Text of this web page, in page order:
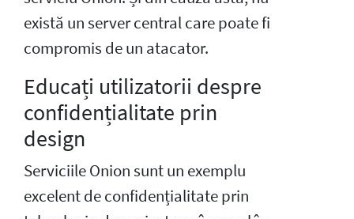
există un server central care poate fi
compromis de un atacator.
Educați utilizatorii despre
confidențialitate prin
design
Serviciile Onion sunt un exemplu
excelent de confidențialitate prin